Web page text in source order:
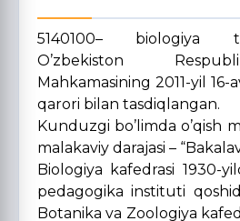
5140100– biologiya
O’zbekiston
Mahkamasining 2011-yil
qarori bilan tasdiqlangan.
Kunduzgi bo’limda o’qish
malakaviy darajasi –
Biologiya kafedrasi 1930-
pedagogika instituti
Botanika va Zoologiya